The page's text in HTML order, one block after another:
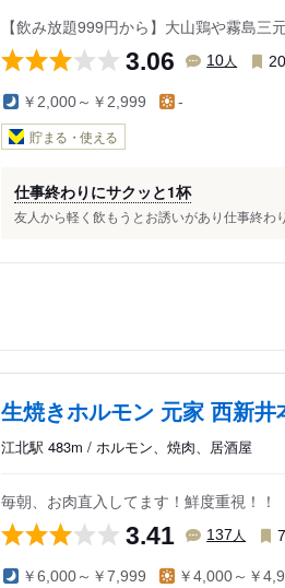
【飲み放題999円から】大山鶏や霧島三
3.06 10人
￥2,000～￥2,999 -
貯まる・使える
仕事終わりにサクッと1杯
友人から軽く飲もうとお誘いがあり仕事終わ
生焼きホルモン 元家 西新井
江北駅 483m / ホルモン、焼肉、居酒屋
毎朝、お肉直入してます！鮮度重視！！
3.41 137 人
￥6,000～￥7,999 ￥4,000～￥